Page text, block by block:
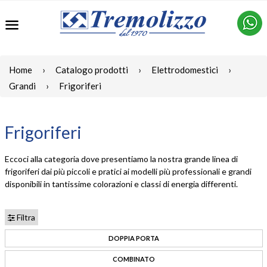
Home › Catalogo prodotti › Elettrodomestici
›
Grandi
› Frigoriferi
Frigoriferi
Eccoci alla categoria dove presentiamo la nostra grande linea di
frigoriferi dai più piccoli e pratici ai modelli più professionali e grandi
disponibili in tantissime colorazioni e classi di energia differenti.
Filtra
DOPPIA PORTA
COMBINATO